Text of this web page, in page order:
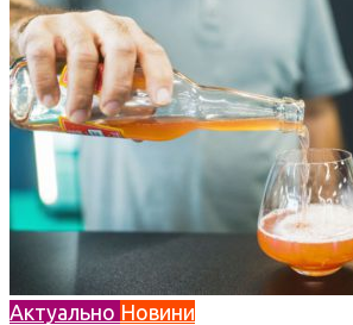
Актуально Новини